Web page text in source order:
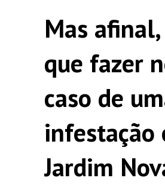
Mas
que fazer
caso de
infestação
Jardim